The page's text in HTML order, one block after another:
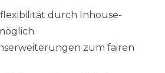
durch Inhouse-
zum fairen